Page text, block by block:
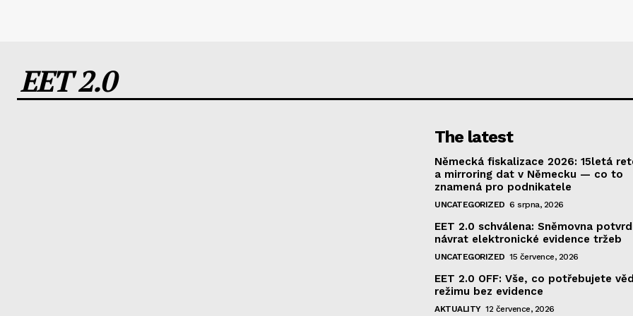
EET 2.0
The latest
Německá fiskalizace 2026: 15letá
a mirroring dat v Německu — co to
znamená pro podnikatele
UNCATEGORIZED 6 srpna, 2026
EET 2.0 schválena: Sněmovna
návrat elektronické evidence tržeb
UNCATEGORIZED 15 července, 2026
EET 2.0 OFF: Vše, co potřebujete
režimu bez evidence
AKTUALITY 12 července, 2026